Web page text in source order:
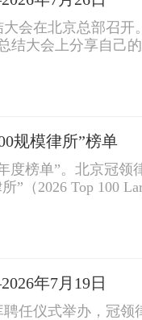
会在北京总部召
结大会上分享自己
规模律所”榜单
度榜单”。北京冠
（2026 Top 100
年7月19日
任仪式举办，冠